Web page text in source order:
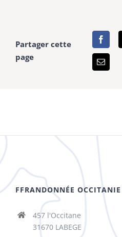
Partager cette
page
FFRANDONNÉE OCCITANIE
457 l'Occitane
31670 LABEGE